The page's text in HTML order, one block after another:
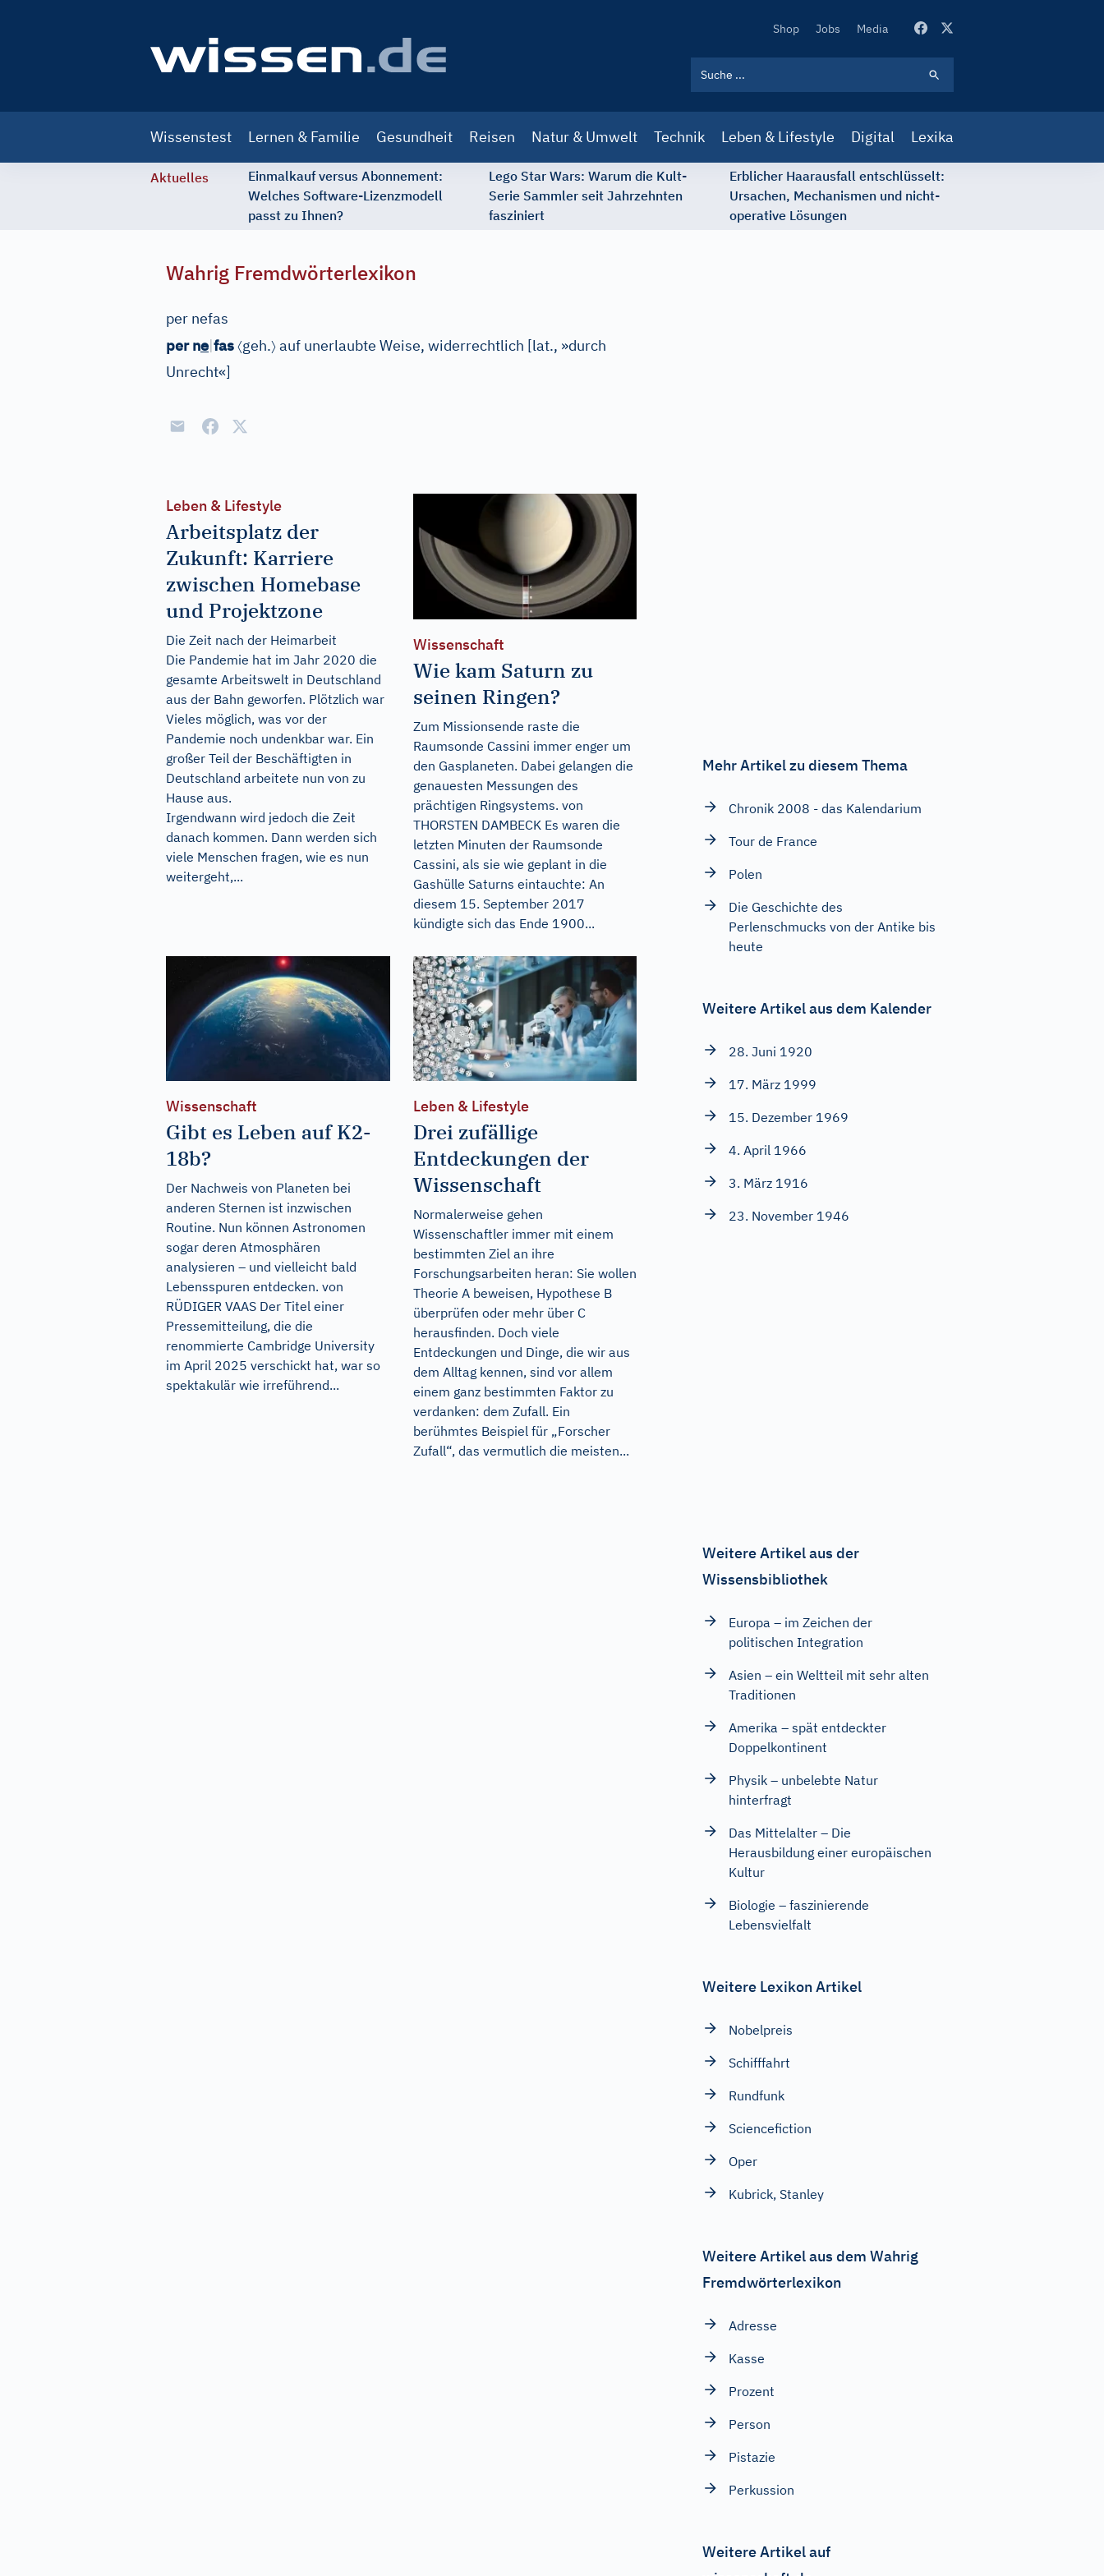
Secondary
Shop Jobs Media
navigation
Wissenstest Lernen & Familie Gesundheit Reisen Natur & Umwelt Technik Leben & Lifestyle Digital Lexika
Aktuelles
Einmalkauf versus Abonnement:
Welches Software-Lizenzmodell
passt zu Ihnen?
Lego Star Wars: Warum die Kult-
Serie Sammler seit Jahrzehnten
fasziniert
Erblicher Haarausfall entschlüsselt:
Ursachen, Mechanismen und nicht-
operative Lösungen
Wahrig Fremdwörterlexikon
per nefas
per ne|fas〈geh.〉auf unerlaubte Weise, widerrechtlich [lat., »durch
Unrecht«]
Leben & Lifestyle
Arbeitsplatz der
Zukunft: Karriere
zwischen Homebase
und Projektzone
Die Zeit nach der Heimarbeit
Die Pandemie hat im Jahr 2020 die
gesamte Arbeitswelt in Deutschland
aus der Bahn geworfen. Plötzlich war
Vieles möglich, was vor der
Pandemie noch undenkbar war. Ein
großer Teil der Beschäftigten in
Deutschland arbeitete nun von zu
Hause aus.
Irgendwann wird jedoch die Zeit
danach kommen. Dann werden sich
viele Menschen fragen, wie es nun
weitergeht,...
Wissenschaft
Wie kam Saturn zu
seinen Ringen?
Zum Missionsende raste die
Raumsonde Cassini immer enger um
den Gasplaneten. Dabei gelangen die
genauesten Messungen des
prächtigen Ringsystems. von
THORSTEN DAMBECK Es waren die
letzten Minuten der Raumsonde
Cassini, als sie wie geplant in die
Gashülle Saturns eintauchte: An
diesem 15. September 2017
kündigte sich das Ende 1900...
Wissenschaft
Gibt es Leben auf K2-
18b?
Der Nachweis von Planeten bei
anderen Sternen ist inzwischen
Routine. Nun können Astronomen
sogar deren Atmosphären
analysieren – und vielleicht bald
Lebensspuren entdecken. von
RÜDIGER VAAS Der Titel einer
Pressemitteilung, die die
renommierte Cambridge University
im April 2025 verschickt hat, war so
spektakulär wie irreführend...
Leben & Lifestyle
Drei zufällige
Entdeckungen der
Wissenschaft
Normalerweise gehen
Wissenschaftler immer mit einem
bestimmten Ziel an ihre
Forschungsarbeiten heran: Sie wollen
Theorie A beweisen, Hypothese B
überprüfen oder mehr über C
herausfinden. Doch viele
Entdeckungen und Dinge, die wir aus
dem Alltag kennen, sind vor allem
einem ganz bestimmten Faktor zu
verdanken: dem Zufall. Ein
berühmtes Beispiel für „Forscher
Zufall“, das vermutlich die meisten...
Mehr Artikel zu diesem Thema
Chronik 2008 - das Kalendarium
Tour de France
Polen
Die Geschichte des
Perlenschmucks von der Antike bis
heute
Weitere Artikel aus dem Kalender
28. Juni 1920
17. März 1999
15. Dezember 1969
4. April 1966
3. März 1916
23. November 1946
Weitere Artikel aus der
Wissensbibliothek
Europa – im Zeichen der
politischen Integration
Asien – ein Weltteil mit sehr alten
Traditionen
Amerika – spät entdeckter
Doppelkontinent
Physik – unbelebte Natur
hinterfragt
Das Mittelalter – Die
Herausbildung einer europäischen
Kultur
Biologie – faszinierende
Lebensvielfalt
Weitere Lexikon Artikel
Nobelpreis
Schifffahrt
Rundfunk
Sciencefiction
Oper
Kubrick, Stanley
Weitere Artikel aus dem Wahrig
Fremdwörterlexikon
Adresse
Kasse
Prozent
Person
Pistazie
Perkussion
Weitere Artikel auf